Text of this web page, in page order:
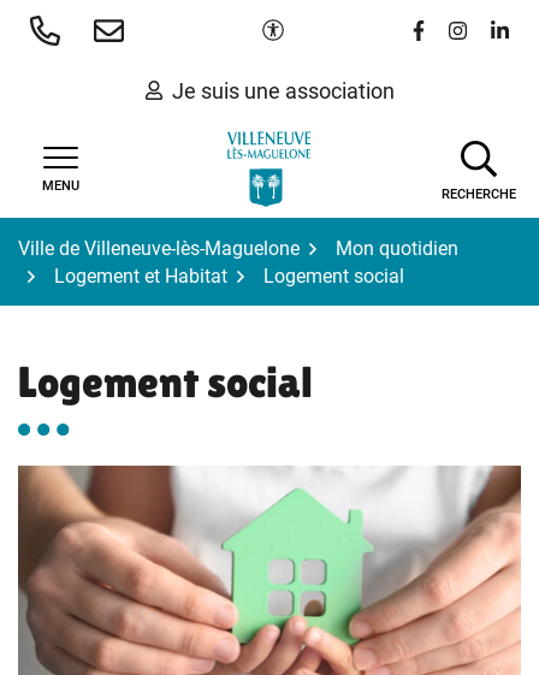
Aller
Paramètres d'accessibilité
Lien vers le
Lien vers
Lien
Je suis une association
MENU
RECHERCHE
Ville de Villeneuve-lès-Maguelone
Mon quotidien
Logement et Habitat
Logement social
Logement social